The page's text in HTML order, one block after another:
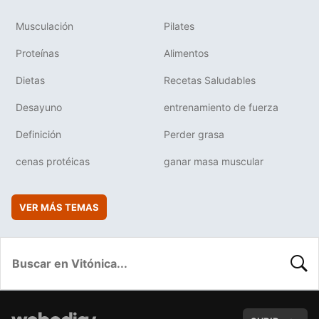
Musculación Pilates
Proteínas Alimentos
Dietas Recetas Saludables
Desayuno entrenamiento de fuerza
Definición Perder grasa
cenas protéicas ganar masa muscular
VER MÁS TEMAS